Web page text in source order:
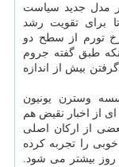
است. در مدل جدید سیاست
برای تقویت رشد
نرخ تورم از سطح دو
طبق گفته جروم
بیش از اندازه
وسترن یونیون
از اخبار نقیض هم
از ارکان اصلی
را تجربه کرده
روز بیشتر می شود.